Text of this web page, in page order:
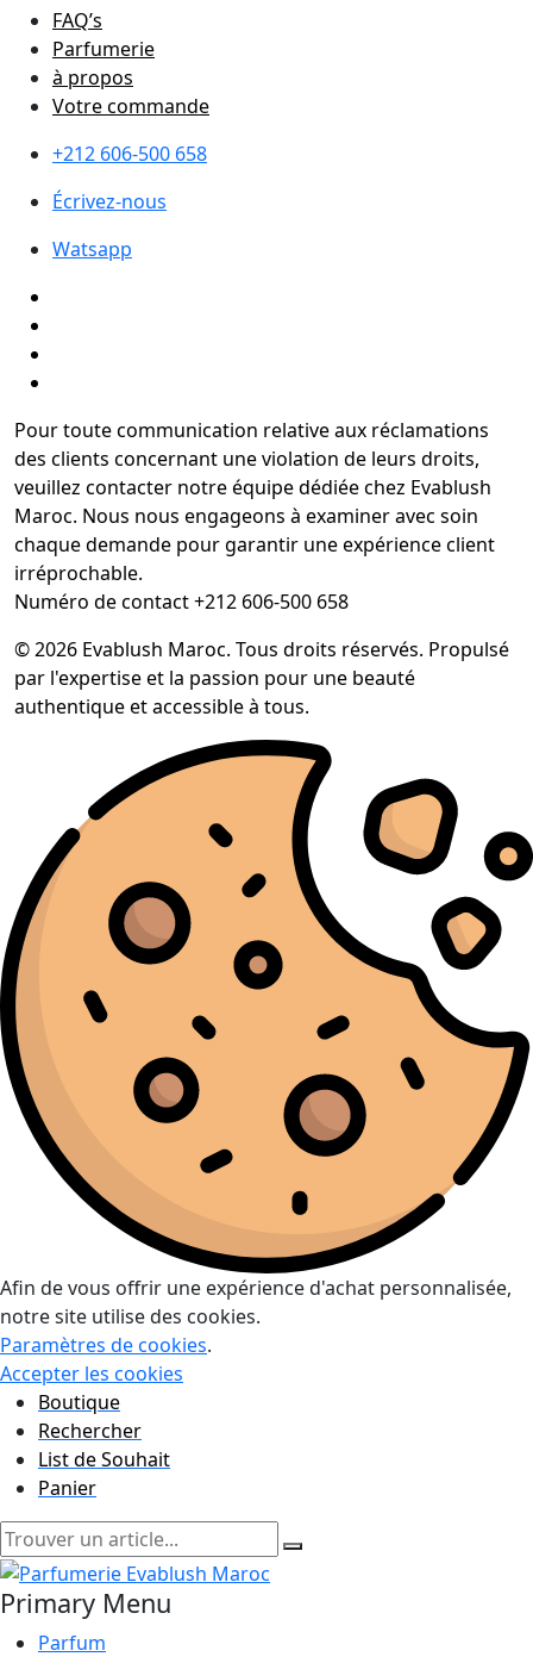
FAQ’s
Parfumerie
à propos
Votre commande
+212 606-500 658
Écrivez-nous
Watsapp
Pour toute communication relative aux réclamations
des clients concernant une violation de leurs droits,
veuillez contacter notre équipe dédiée chez Evablush
Maroc. Nous nous engageons à examiner avec soin
chaque demande pour garantir une expérience client
irréprochable.
Numéro de contact +212 606-500 658
© 2026 Evablush Maroc. Tous droits réservés. Propulsé
par l'expertise et la passion pour une beauté
authentique et accessible à tous.
Afin de vous offrir une expérience d'achat personnalisée,
notre site utilise des cookies.
Paramètres de cookies.
Accepter les cookies
Boutique
Rechercher
List de Souhait
Panier
Primary Menu
Parfum